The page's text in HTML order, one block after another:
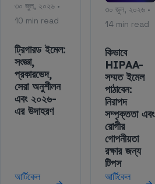
৩০ জুল, ২০২৬ •
10 min read
ট্রিগারড ইমেল:
সংজ্ঞা,
প্রকারভেদ,
সেরা অনুশীলন
এবং ২০২৬-
এর উদাহরণ
আর্টিকেল
৩০ জুল, ২০২৬ •
14 min read
কিভাবে
HIPAA-
সম্মত ইমেল
পাঠাবেন:
নিরাপদ
সম্পৃক্ততা এবং
রোগীর
গোপনীয়তা
রক্ষার জন্য
টিপস
আর্টিকেল